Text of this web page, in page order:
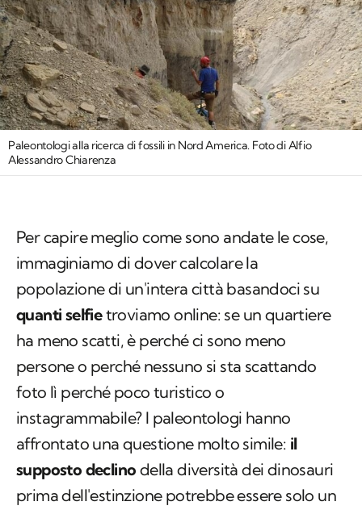
Paleontologi alla ricerca di fossili in Nord America. Foto di Alfio
Alessandro Chiarenza
Per capire meglio come sono andate le cose,
immaginiamo di dover calcolare la
popolazione di un'intera città basandoci su
quanti selfietroviamo online: se un quartiere
ha meno scatti, è perché ci sono meno
persone o perché nessuno si sta scattando
foto lì perché poco turistico o
instagrammabile? I paleontologi hanno
affrontato una questione molto simile: il
supposto declino della diversità dei dinosauri
prima dell'estinzione potrebbe essere solo un